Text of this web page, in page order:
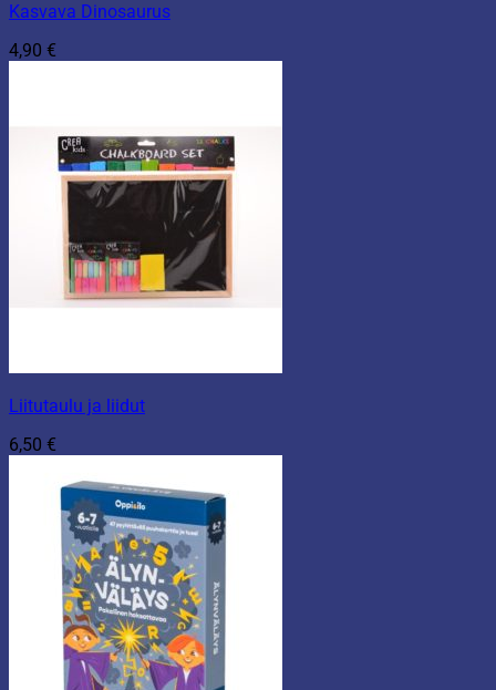
Kasvava Dinosaurus
4,90 €
Liitutaulu ja liidut
6,50 €